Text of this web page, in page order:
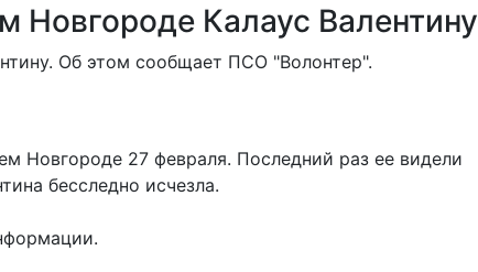
Калаус Валентину
Об этом сообщает ПСО "Волонтер".
Новгороде 27 февраля. Последний раз ее видели
бесследно исчезла.